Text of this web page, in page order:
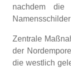
nachdem die
Zentrale
der
die westlich